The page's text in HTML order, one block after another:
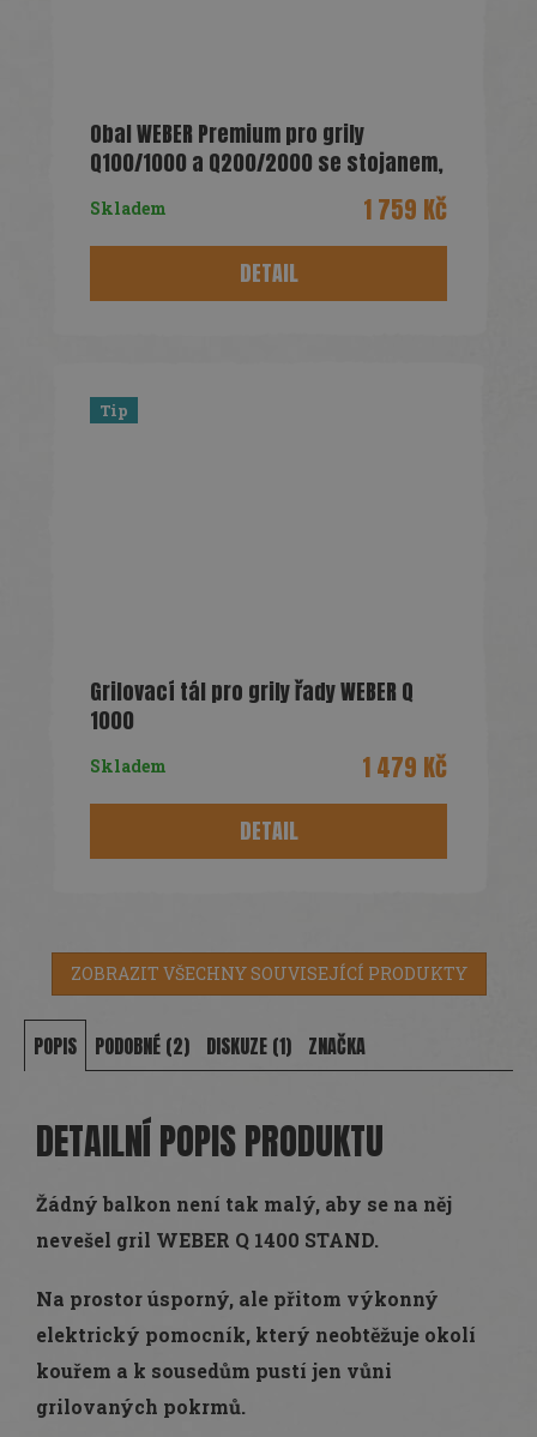
Obal WEBER Premium pro grily
Q100/1000 a Q200/2000 se stojanem,
Skladem 1 759 Kč
DETAIL
Tip
Grilovací tál pro grily řady WEBER Q
1000
Skladem 1 479 Kč
DETAIL
ZOBRAZIT VŠECHNY SOUVISEJÍCÍ PRODUKTY
POPIS PODOBNÉ (2) DISKUZE (1) ZNAČKA
DETAILNÍ POPIS PRODUKTU
Žádný balkon není tak malý, aby se na něj
nevešel gril WEBER Q 1400 STAND.
Na prostor úsporný, ale přitom výkonný
elektrický pomocník, který neobtěžuje okolí
kouřem a k sousedům pustí jen vůni
grilovaných pokrmů.